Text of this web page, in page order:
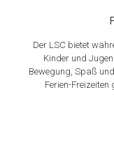
Der LSC bietet
Kinder und
Bewegung, Spaß
Ferien-Freizeiten